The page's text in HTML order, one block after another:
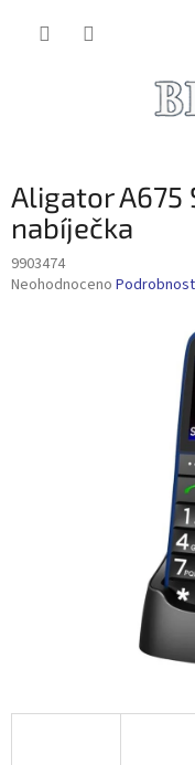
Aligator A675
nabíječka
9903474
Průměrné
Neohodnoceno